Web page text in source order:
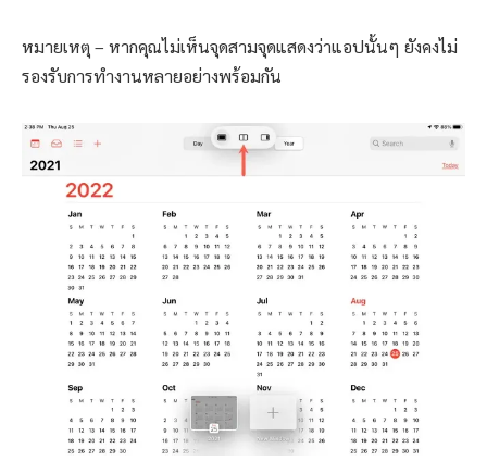
หมายเหตุ – หากคุณไม่เห็นจุดสามจุดแสดงว่าแอปนั้นๆ ยังคงไม่
รองรับการทำงานหลายอย่างพร้อมกัน